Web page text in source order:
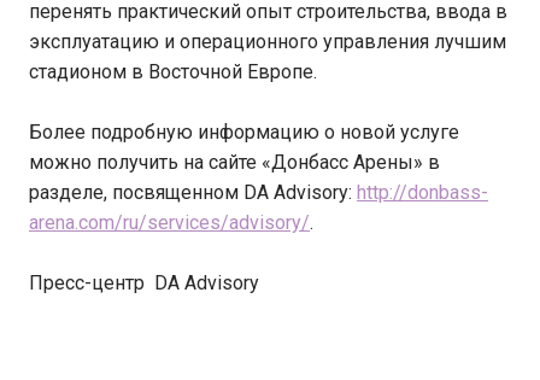
перенять практический опыт строительства, ввода в
эксплуатацию и операционного управления лучшим
стадионом в Восточной Европе.
Более подробную информацию о новой услуге
можно получить на сайте «Донбасс Арены» в
разделе, посвященном DA Advisory: http://donbass-
arena.com/ru/services/advisory/.
Пресс-центр DA Advisory